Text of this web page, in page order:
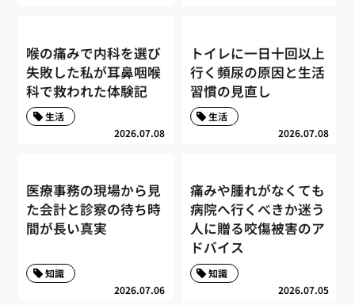
喉の痛みで内科を選び
失敗した私が耳鼻咽喉
科で救われた体験記
2026.07.08
生活
トイレに一日十回以上
行く頻尿の原因と生活
習慣の見直し
2026.07.08
生活
医療事務の現場から見
た会計と診察の待ち時
間が長い真実
2026.07.06
知識
痛みや腫れがなくても
病院へ行くべきか迷う
人に贈る咬傷被害のア
ドバイス
2026.07.05
知識